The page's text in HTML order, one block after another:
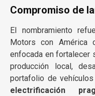
Compromiso de
El nombramiento
Motors con América
enfocada en fortalecer
producción local,
portafolio de
electrificación